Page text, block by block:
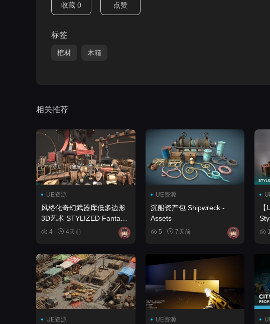
收藏 0 点赞
标签
棺材 木箱
相关推荐
UE资源
风格化奇幻武器库低多边形
3D艺术 STYLIZED Fantasy
Armory - Low Poly 3D Art
4 4天前
UE资源
沉船资产包 Shipwreck -
Assets
5 7天前
UE资源 UE资源